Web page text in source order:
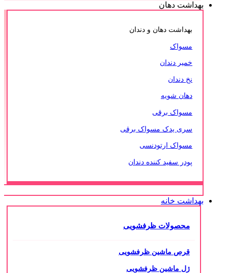
بهداشت دهان
بهداشت دهان و دندان
مسواک
خمیر دندان
نخ دندان
دهان شویه
مسواک برقی
سری یدک مسواک برقی
مسواک ارتودنسی
پودر سفید کننده دندان
بهداشت خانه
محصولات ظرفشویی
قرص ماشین ظرفشویی
ژل ماشین ظرفشویی